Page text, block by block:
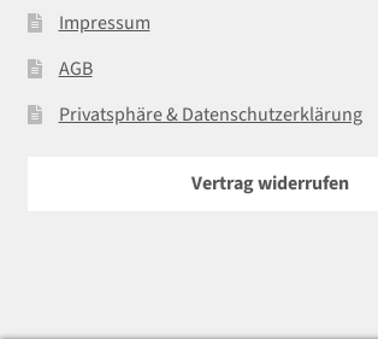
Impressum
AGB
Privatsphäre & Datenschutzerklärung
Vertrag widerrufen